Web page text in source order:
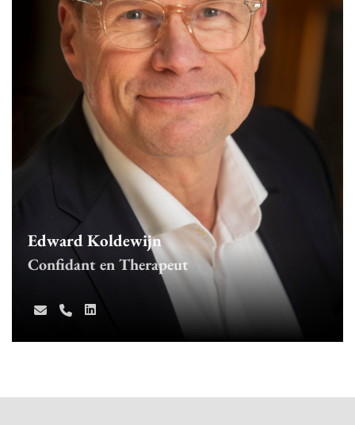
Edward Koldewijn
Confidant en Therapeut